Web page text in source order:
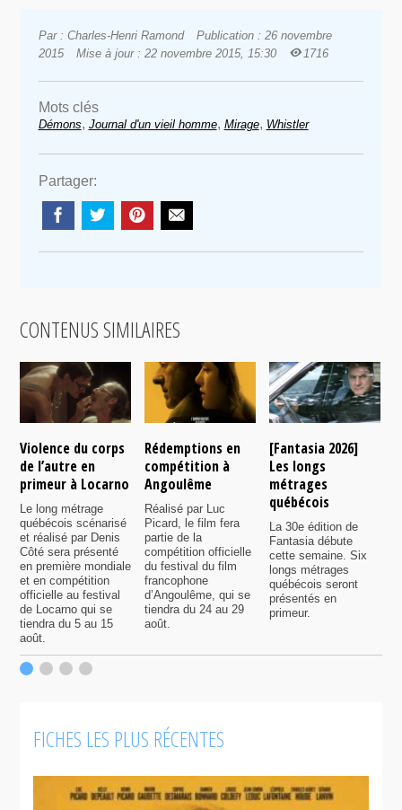
Par : Charles-Henri Ramond
Publication : 26 novembre
2015
Mise à jour : 22 novembre 2015, 15:30 1716
Mots clés
Démons, Journal d'un vieil homme, Mirage, Whistler
Partager:
CONTENUS SIMILAIRES
Violence du corps
de l’autre en
primeur à Locarno
Le long métrage
québécois scénarisé
et réalisé par Denis
Côté sera présenté
en première mondiale
et en compétition
officielle au festival
de Locarno qui se
tiendra du 5 au 15
août.
Rédemptions en
compétition à
Angoulême
Réalisé par Luc
Picard, le film fera
partie de la
compétition officielle
du festival du film
francophone
d’Angoulême, qui se
tiendra du 24 au 29
août.
[Fantasia 2026]
Les longs
métrages
québécois
La 30e édition de
Fantasia débute
cette semaine. Six
longs métrages
québécois seront
présentés en
primeur.
FICHES LES PLUS RÉCENTES